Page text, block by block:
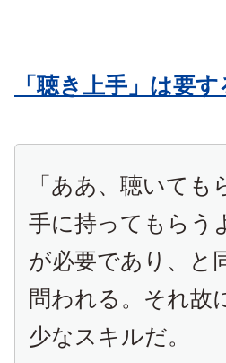
「聴き上手」は要
「ああ、聴いて
手に持ってもらう
が必要であり、と
問われる。それ故
少なスキルだ。